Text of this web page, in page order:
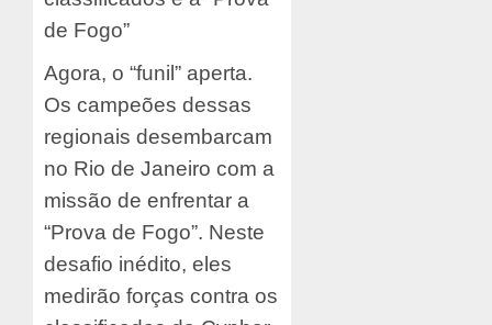
de Fogo”
Agora, o “funil” aperta.
Os campeões dessas
regionais desembarcam
no Rio de Janeiro com a
missão de enfrentar a
“Prova de Fogo”. Neste
desafio inédito, eles
medirão forças contra os